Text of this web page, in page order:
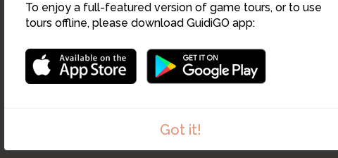
To enjoy a full-featured version of game tours, or to use
tours offline, please download GuidiGO app:
Got it!
4
3